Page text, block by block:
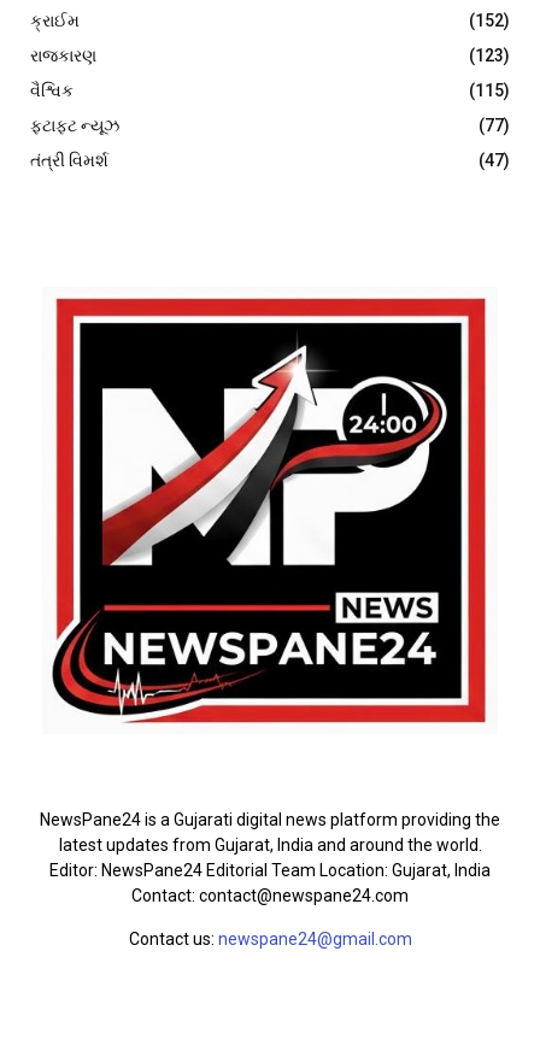
ક્રાઈમ
(152)
રાજકારણ
(123)
વૈશ્વિક
(115)
ફટાફટ ન્યૂઝ
(77)
તંત્રી વિમર્શ
(47)
NewsPane24 is a Gujarati digital news platform providing the
latest updates from Gujarat, India and around the world.
Editor: NewsPane24 Editorial Team Location: Gujarat, India
Contact: contact@newspane24.com
Contact us: newspane24@gmail.com